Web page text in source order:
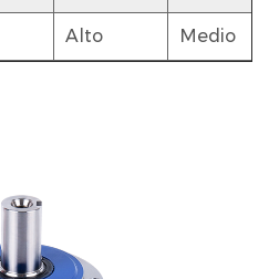
Alto Medio